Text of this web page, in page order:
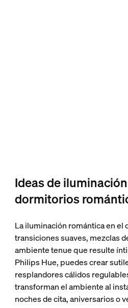
Ideas de
dormitorios
La iluminación romántica en el
transiciones suaves, mezclas
ambiente tenue que resulte
Philips Hue, puedes crear
resplandores cálidos
transforman el ambiente al
noches de cita, aniversarios o